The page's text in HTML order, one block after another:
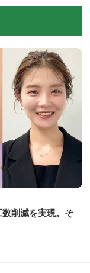
削減を実現。そ